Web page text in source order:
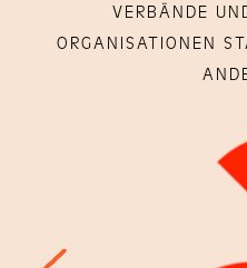
VERBÄNDE
ORGANISATIONEN
p